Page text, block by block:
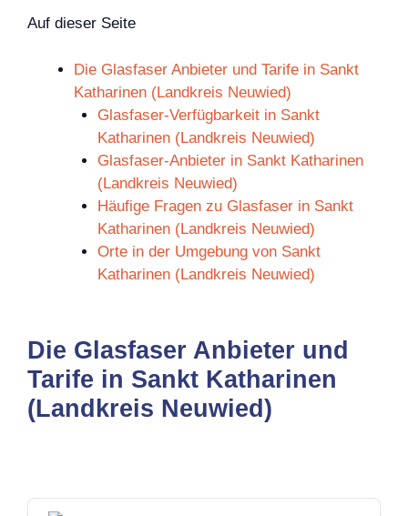
Auf dieser Seite
Die Glasfaser Anbieter und Tarife in Sankt
Katharinen (Landkreis Neuwied)
Glasfaser-Verfügbarkeit in Sankt
Katharinen (Landkreis Neuwied)
Glasfaser-Anbieter in Sankt Katharinen
(Landkreis Neuwied)
Häufige Fragen zu Glasfaser in Sankt
Katharinen (Landkreis Neuwied)
Orte in der Umgebung von Sankt
Katharinen (Landkreis Neuwied)
Die Glasfaser Anbieter und
Tarife in Sankt Katharinen
(Landkreis Neuwied)